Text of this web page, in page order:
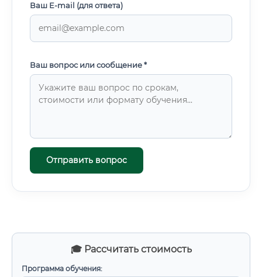
🎓 Рассчитать стоимость
Программа обучения:
Ваш E-mail (для ответа)
Ваш вопрос или сообщение *
Отправить вопрос